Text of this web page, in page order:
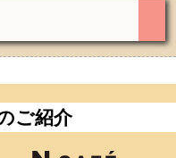
ご紹介